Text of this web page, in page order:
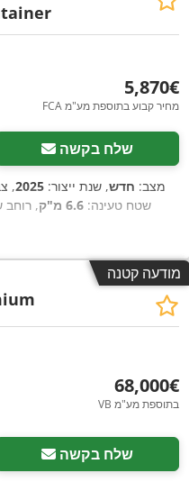
‏5,870 ‏€
FCA מחיר קבוע בתוספת מע"מ
שלח בקשה
מצב: חדש, שנת ייצור: 2025
,
שטח טעינה: 6.6 מ"ק , רוחב
מודעה קטנה
‏68,000 ‏€
VB בתוספת מע"מ
שלח בקשה